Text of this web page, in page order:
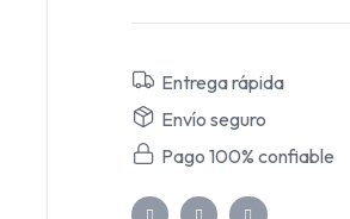
Entrega rápida
Envío seguro
Pago 100% confiable